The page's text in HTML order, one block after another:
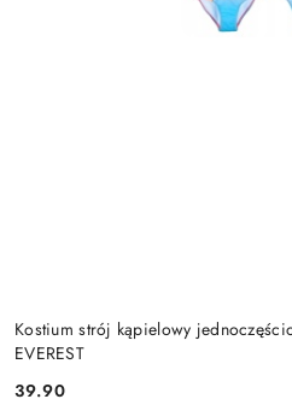
Kostium strój kąpielowy
EVEREST
39.90